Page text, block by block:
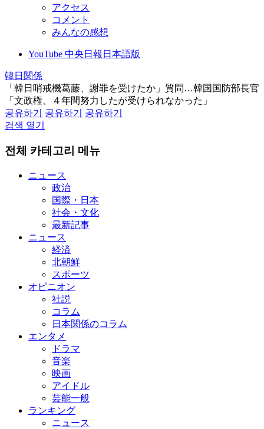
アクセス
コメント
みんなの感想
YouTube 中央日報日本語版
韓日関係
「韓日哨戒機葛藤、謝罪を受けたか」質問…韓国国防部長官
「文政権、４年間努力したが受けられなかった」
공유하기
공유하기
공유하기
검색 열기
전체 카테고리 메뉴
ニュース
政治
国際・日本
社会・文化
最新記事
ニュース
経済
北朝鮮
スポーツ
オピニオン
社説
コラム
日本関係のコラム
エンタメ
ドラマ
音楽
映画
アイドル
芸能一般
ランキング
ニュース